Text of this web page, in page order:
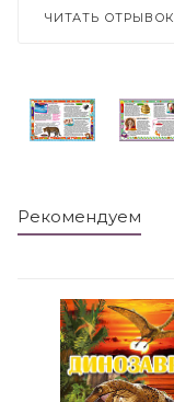
ЧИТАТЬ ОТРЫВОК
Рекомендуем